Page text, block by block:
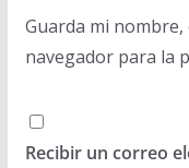
Guarda mi
navegador para la
Recibir un correo